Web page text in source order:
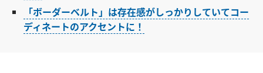
「ボーダーベルト」は存在感がしっかりしていてコー
ディネートのアクセントに！